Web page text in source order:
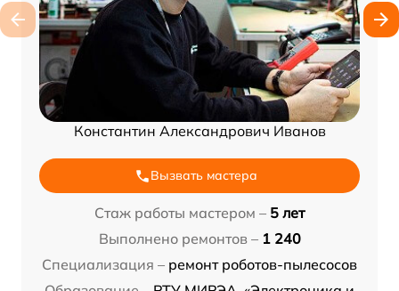
Константин Александрович Иванов
Вызвать мастера
Стаж работы мастером – 5 лет
Выполнено ремонтов – 1 240
Специализация – ремонт роботов-пылесосов